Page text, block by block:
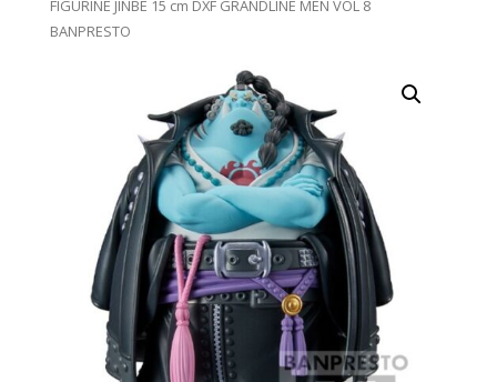
FIGURINE JINBE 15 cm DXF GRANDLINE MEN VOL 8
BANPRESTO